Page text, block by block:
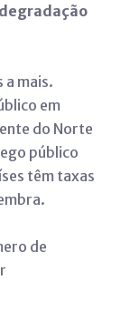
mais.
em
do Norte
público
têm taxas
de